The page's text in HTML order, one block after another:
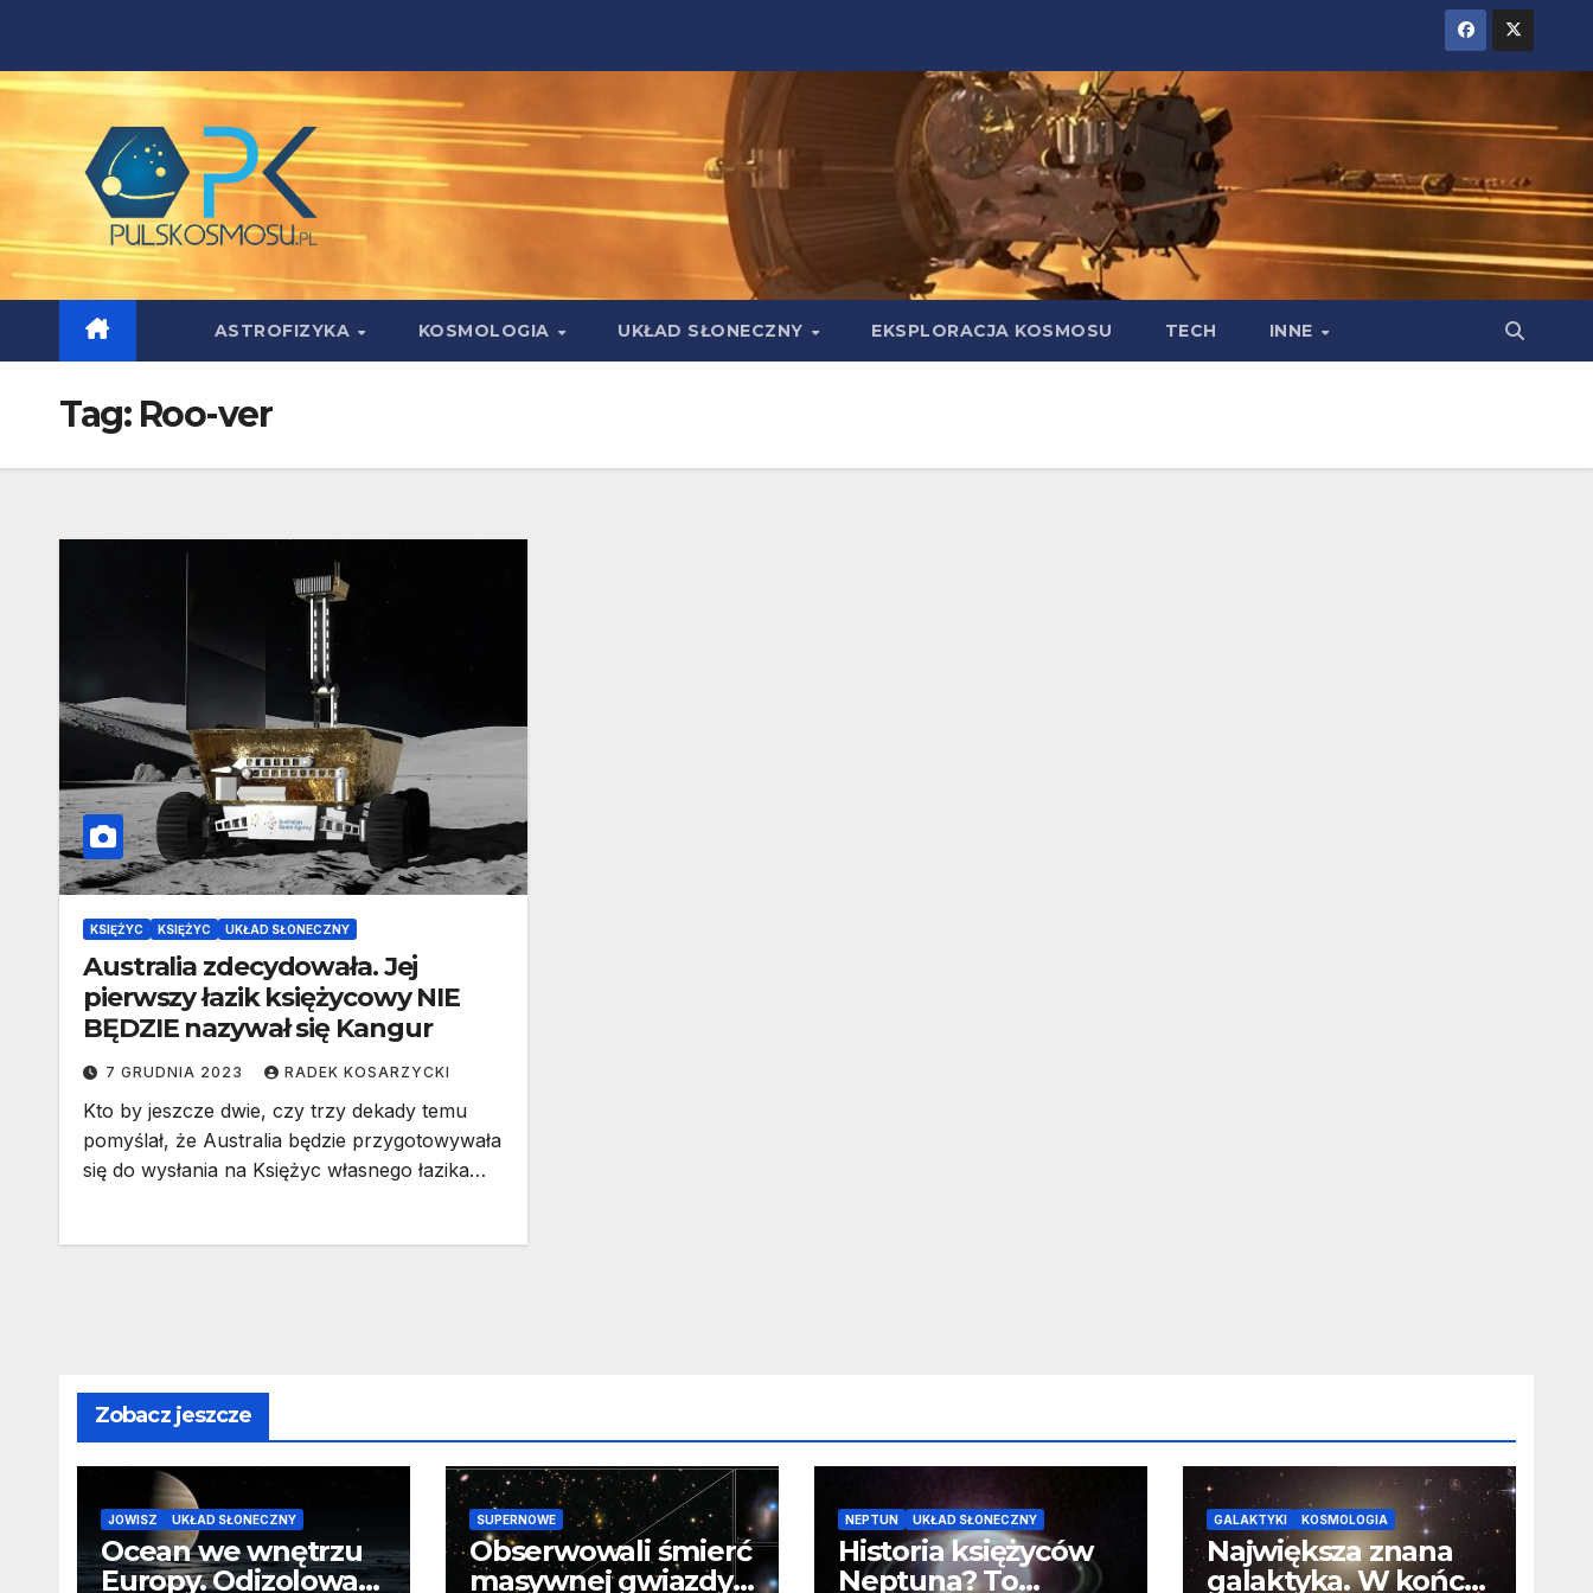
content
ASTROFIZYKA KOSMOLOGIA UKŁAD SŁONECZNY EKSPLORACJA KOSMOSU TECH INNE
Tag: Roo-ver
KSIĘŻYC KSIĘŻYC UKŁAD SŁONECZNY
Australia zdecydowała. Jej
pierwszy łazik księżycowy NIE
BĘDZIE nazywał się Kangur
7 GRUDNIA 2023 RADEK KOSARZYCKI
Kto by jeszcze dwie, czy trzy dekady temu
pomyślał, że Australia będzie przygotowywała
się do wysłania na Księżyc własnego łazika…
Zobacz jeszcze
JOWISZ UKŁAD SŁONECZNY
Ocean we wnętrzu
Europy. Odizolowani
SUPERNOWE
Obserwowali śmierć
masywnej gwiazdy
NEPTUN UKŁAD SŁONECZNY
Historia księżyców
Neptuna? To
GALAKTYKI KOSMOLOGIA
Największa znana
galaktyka. W końcu